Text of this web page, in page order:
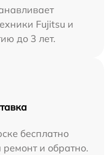
Fujitsu и
до 3 лет.
бесплатно
ремонт и обратно.